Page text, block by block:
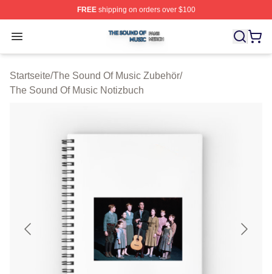
FREEshipping on orders over $100
Open menu
The Sound Of Music Shop ⚡️ Officially Licensed The
Startseite/The Sound Of Music Zubehör/
The Sound Of Music Notizbuch